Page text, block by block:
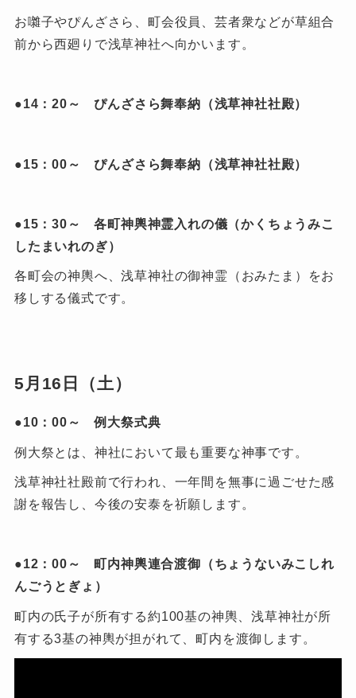
お囃子やぴんざさら、町会役員、芸者衆などが草組合
前から西廻りで浅草神社へ向かいます。
●14：20～ ぴんざさら舞奉納（浅草神社社殿）
●15：00～ ぴんざさら舞奉納（浅草神社社殿）
●15：30～ 各町神輿神霊入れの儀（かくちょうみこ
したまいれのぎ）
各町会の神輿へ、浅草神社の御神霊（おみたま）をお
移しする儀式です。
5月16日（土）
●10：00～ 例大祭式典
例大祭とは、神社において最も重要な神事です。
浅草神社社殿前で行われ、一年間を無事に過ごせた感
謝を報告し、今後の安泰を祈願します。
●12：00～ 町内神輿連合渡御（ちょうないみこしれ
んごうとぎょ）
町内の氏子が所有する約100基の神輿、浅草神社が所
有する3基の神輿が担がれて、町内を渡御します。